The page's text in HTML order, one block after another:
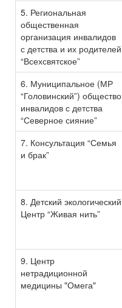
5. Региональная
общественная
организация инвалидов
с детства и их родителей
“Всехсвятское”
6. Муниципальное (МР
“Головинский”) общество
инвалидов с детства
“Северное сияние”
7. Консультация “Семья
и брак”
8. Детский экологический
Центр “Живая нить”
9. Центр
нетрадиционной
медицины "Омега"